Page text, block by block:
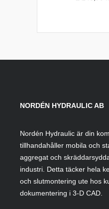
NORDÉN HYDRAULIC AB
Nordén Hydraulic är din
tillhandahåller mobila och
aggregat och
industri. Detta täcker hela
och slutmontering ute hos
dokumentering i 3-D CAD.